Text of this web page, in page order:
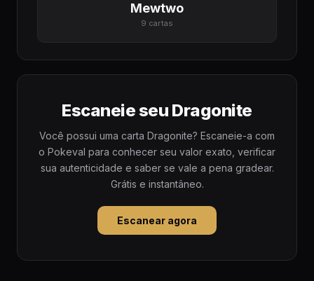
Mewtwo
9 cartas
Escaneie seu Dragonite
Você possui uma carta Dragonite? Escaneie-a com
o Pokeval para conhecer seu valor exato, verificar
sua autenticidade e saber se vale a pena gradear.
Grátis e instantâneo.
Escanear agora